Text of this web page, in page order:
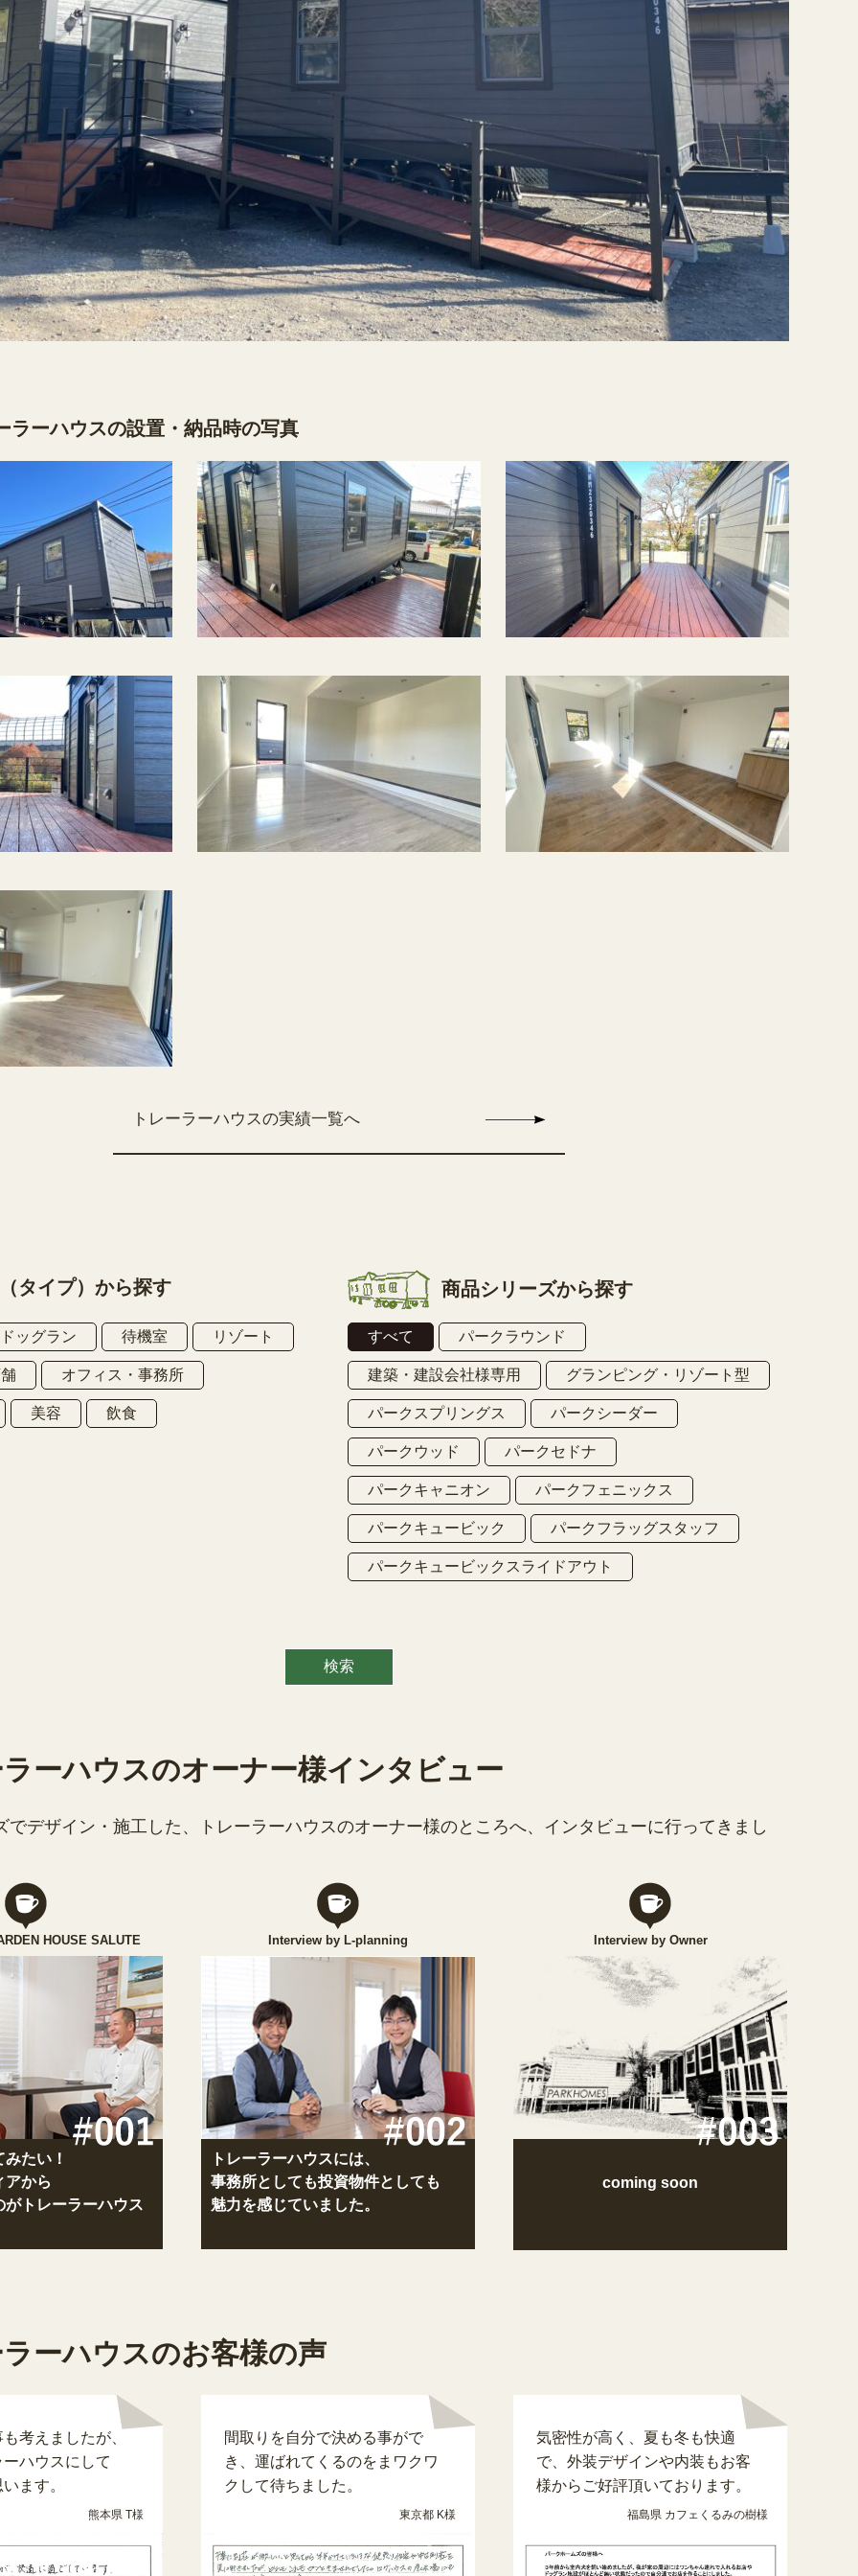
ラーハウスの設置・納品時の写真
トレーラーハウスの実績一覧へ
タイプ）から探す
ドッグラン 待機室 リゾート
オフィス・事務所
美容 飲食
商品シリーズから探す
すべて パークラウンド
建築・建設会社様専用 グランピング・リゾート型
パークスプリングス パークシーダー
パークウッド パークセドナ
パークキャニオン パークフェニックス
パークキュービック パークフラッグスタッフ
パークキュービックスライドアウト
ーハウスのオーナー様インタビュー
でデザイン・施工した、トレーラーハウスのオーナー様のところへ、インタビューに行ってきまし
HOUSE SALUTE
たい！
アから
がトレーラーハウス
Interview by L-planning
トレーラーハウスには、
事務所としても投資物件としても
魅力を感じていました。
Interview by Owner
coming soon
ーハウスのお客様の声
考えましたが、
ハウスにして
ます。
熊本県 T様
間取りを自分で決める事がで
き、運ばれてくるのをまワクワ
クして待ちました。
東京都 K様
気密性が高く、夏も冬も快適
で、外装デザインや内装もお客
様からご好評頂いております。
福島県 カフェくるみの樹様